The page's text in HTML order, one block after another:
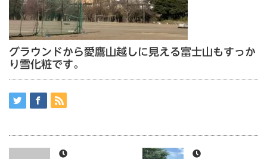
グラウンドから愛鷹山越しに見える富士山もすっか
り雪化粧です。